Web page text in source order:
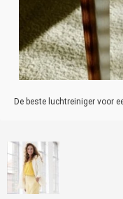
De beste luchtreiniger voor